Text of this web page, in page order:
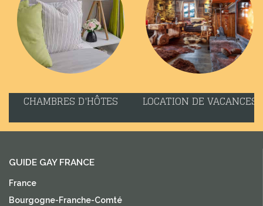
CHAMBRES D'HÔTES LOCATION DE VACANCES
GUIDE GAY FRANCE
France
Bourgogne-Franche-Comté